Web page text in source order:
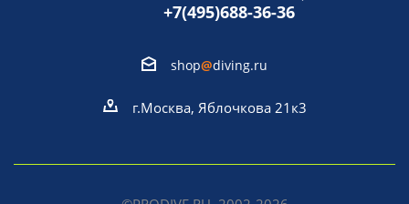
+7(495)688-36-36
shop@diving.ru
г.Москва, Яблочкова 21к3